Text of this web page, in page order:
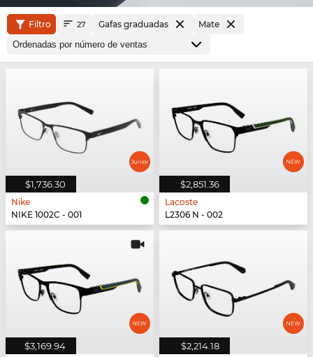
Filtro 27 Gafas graduadas Mate
$1,736.30
Nike
NIKE 1002C - 001
$2,851.36
Lacoste
L2306 N - 002
$3,169.94 $2,214.18